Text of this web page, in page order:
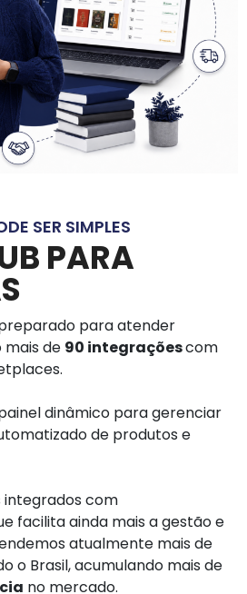
SER SIMPLES
PARA
para atender
mais de 90 integraçõescom
dinâmico para gerenciar
de produtos e
integrados com
facilita ainda mais a gestão e
atualmente mais de
o Brasil, acumulando mais de
no mercado.